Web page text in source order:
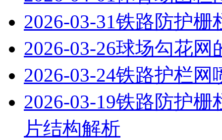
2026-03-31铁路防护栅
2026-03-26球场勾花网
2026-03-24铁路护栏网
2026-03-19铁路防护栅
片结构解析